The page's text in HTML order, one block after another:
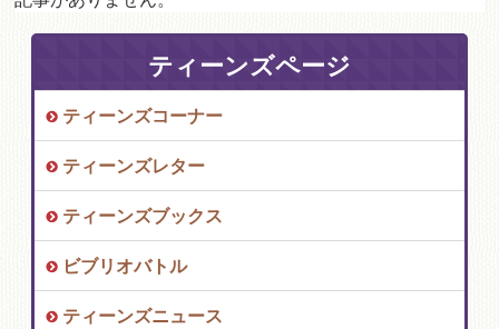
ティーンズページ
ティーンズコーナー
ティーンズレター
ティーンズブックス
ビブリオバトル
ティーンズニュース